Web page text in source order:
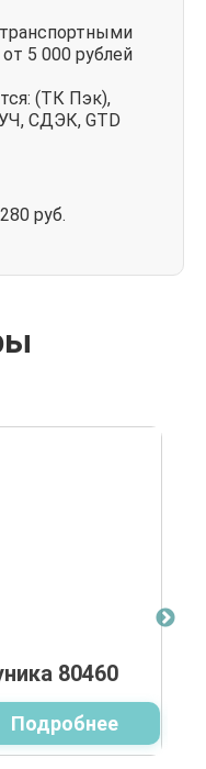
5 000 рублей
(ТК Пэк),
СДЭК, GTD
руб.
80460
Подробнее